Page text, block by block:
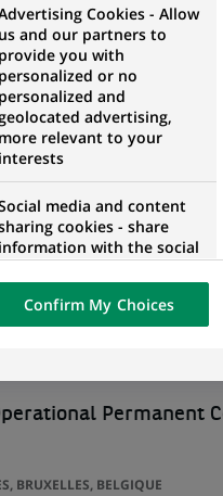
- Finance -
contract)
HONG KONG
Permanent
BRUXELLES, BELGIQUE
Permanent
BRUXELLES, BELGIQUE
Cookies - Allow
us and our partners to
provide you with
personalized or no
personalized and
advertising,
more relevant to your
interests
media and content
cookies - share
information with the social
and propose the
on our website
of the content hosted on a
website.
Confirm My Choices